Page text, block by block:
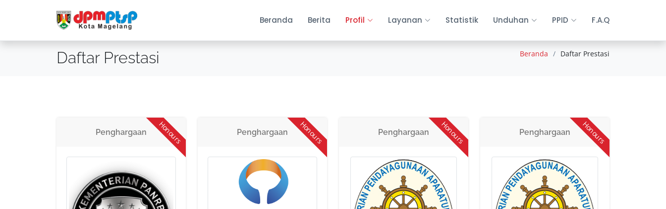
Daftar Prestasi Beranda Daftar Prestasi
Beranda Berita Profil Layanan Statistik Unduhan PPID F.A.Q
Honours
Penghargaan Honours
Penghargaan Honours
Penghargaan Honours
Penghargaan